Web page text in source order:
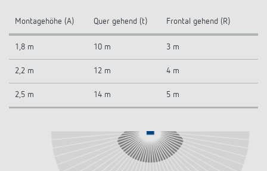
Montagehöhe (A) Quer gehend (t) Frontal gehend (R)
1,8 m 10 m 3 m
2,2 m 12 m 4 m
2,5 m 14 m 5 m